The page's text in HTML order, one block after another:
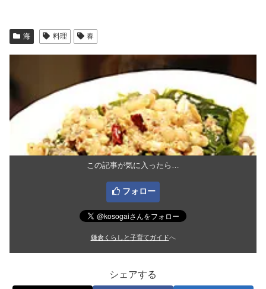
海 料理 春
この記事が気に入ったら…
フォロー
鎌倉くらしと子育てガイドへ
シェアする